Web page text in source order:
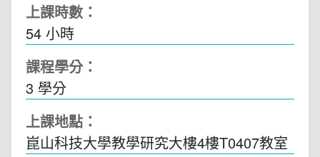
上課時數：
54 小時
課程學分：
3 學分
上課地點：
崑山科技大學教學研究大樓4樓T0407教室